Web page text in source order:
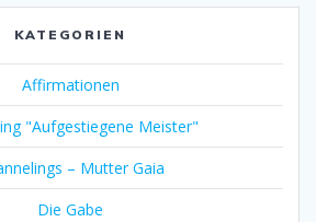
KATEGORIEN
Affirmationen
"Aufgestiegene Meister"
– Mutter Gaia
Die Gabe